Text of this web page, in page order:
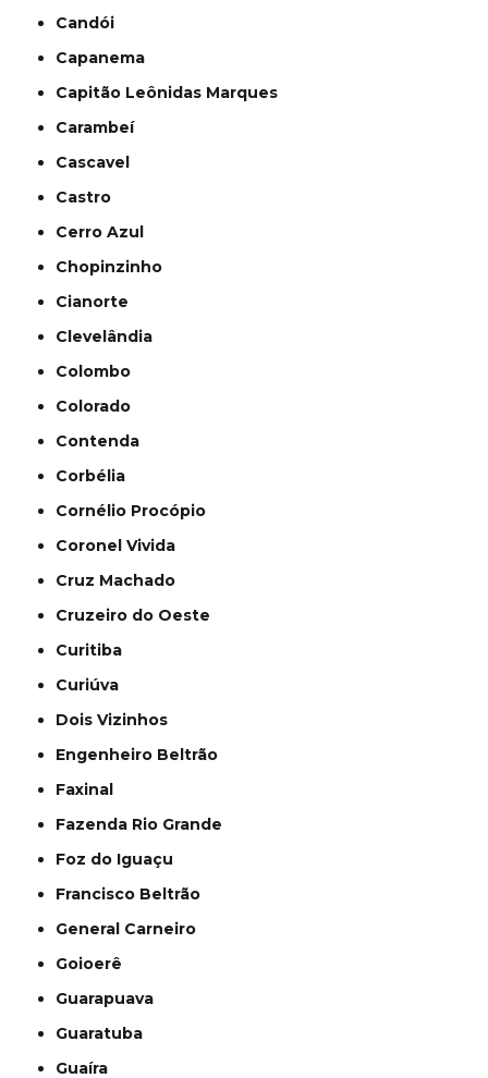
Candói
Capanema
Capitão Leônidas Marques
Carambeí
Cascavel
Castro
Cerro Azul
Chopinzinho
Cianorte
Clevelândia
Colombo
Colorado
Contenda
Corbélia
Cornélio Procópio
Coronel Vivida
Cruz Machado
Cruzeiro do Oeste
Curitiba
Curiúva
Dois Vizinhos
Engenheiro Beltrão
Faxinal
Fazenda Rio Grande
Foz do Iguaçu
Francisco Beltrão
General Carneiro
Goioerê
Guarapuava
Guaratuba
Guaíra